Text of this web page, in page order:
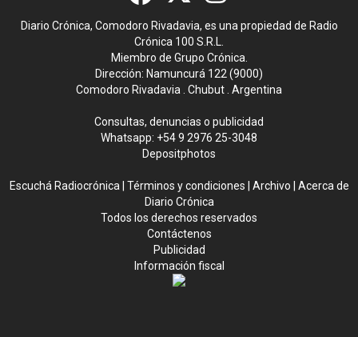
Diario Crónica, Comodoro Rivadavia, es una propiedad de Radio
Crónica 100 S.R.L.
Miembro de Grupo Crónica.
Dirección: Namuncurá 122 (9000)
Comodoro Rivadavia . Chubut . Argentina
Consultas, denuncias o publicidad
Whatsapp: +54 9 2976 25-3048
Depositphotos
Escuchá Radiocrónica Términos y condiciones Archivo
Acerca de
Diario Crónica
Todos los derechos reservados
Contáctenos
Publicidad
Información fiscal